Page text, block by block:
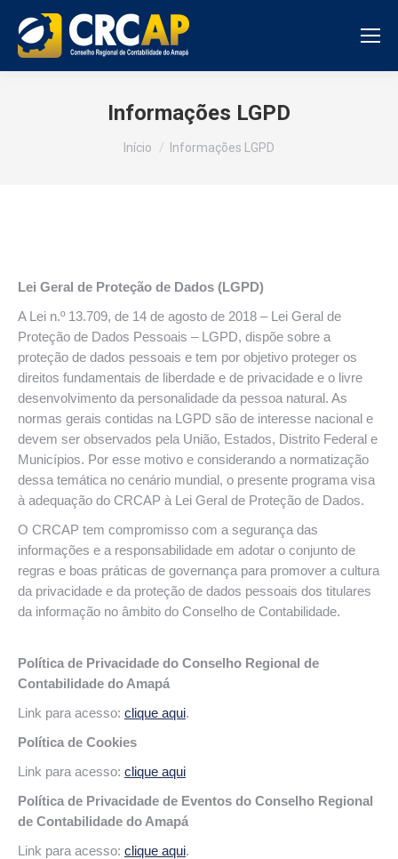
Informações LGPD
Início Informações LGPD
Lei Geral de Proteção de Dados (LGPD)
A Lei n.º 13.709, de 14 de agosto de 2018 – Lei Geral de
Proteção de Dados Pessoais – LGPD, dispõe sobre a
proteção de dados pessoais e tem por objetivo proteger os
direitos fundamentais de liberdade e de privacidade e o livre
desenvolvimento da personalidade da pessoa natural. As
normas gerais contidas na LGPD são de interesse nacional e
devem ser observados pela União, Estados, Distrito Federal e
Municípios. Por esse motivo e considerando a normatização
dessa temática no cenário mundial, o presente programa visa
à adequação do CRCAP à Lei Geral de Proteção de Dados.
O CRCAP tem compromisso com a segurança das
informações e a responsabilidade em adotar o conjunto de
regras e boas práticas de governança para promover a cultura
da privacidade e da proteção de dados pessoais dos titulares
da informação no âmbito do Conselho de Contabilidade.
Política de Privacidade do Conselho Regional de
Contabilidade do Amapá
Link para acesso: clique aqui.
Política de Cookies
Link para acesso: clique aqui
Política de Privacidade de Eventos do Conselho Regional
de Contabilidade do Amapá
Link para acesso: clique aqui.